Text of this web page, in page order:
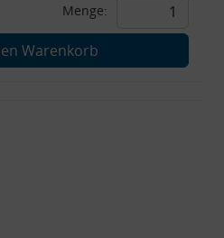
Menge:
Warenkorb